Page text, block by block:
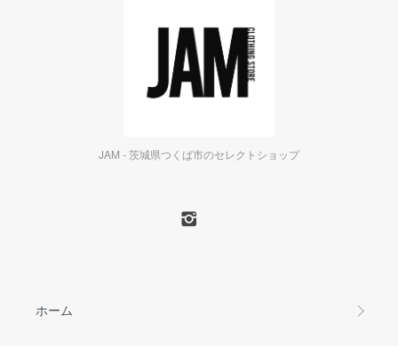
JAM - 茨城県つくば市のセレクトショップ
ホーム